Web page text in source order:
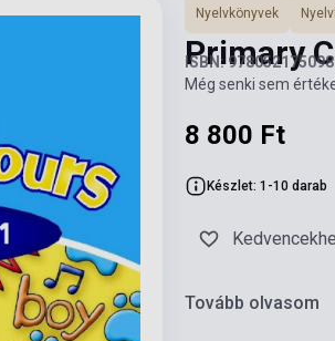
Nyelvkönyvek
Primary
ISBN:
Még senki sem
8 800 Ft
Készlet: 1-10 darab
Tovább olvasom